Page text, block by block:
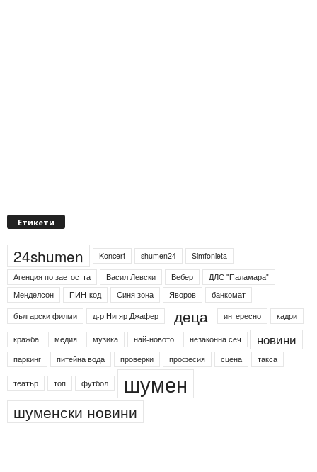
Етикети
24shumen Koncert shumen24
Simfonieta
Агенция по заетостта
Васил Левски Вебер
ДЛС "Паламара"
Менделсон
ПИН-код Синя зона Яворов
банкомат
български филми
д-р Нигяр Джафер деца интересно кадри
кражба медия музика най-новото незаконна сеч новини
паркинг питейна вода проверки професия сцена такса
театър топ футбол шумен
шуменски новини